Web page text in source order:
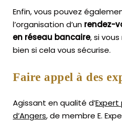
Enfin, vous pouvez
l’organisation d’un rendez-
en réseau bancaire, si
bien si cela vous sécurise.
Faire appel à des
Agissant en qualité d’Expert
d’Angers, de membre E.